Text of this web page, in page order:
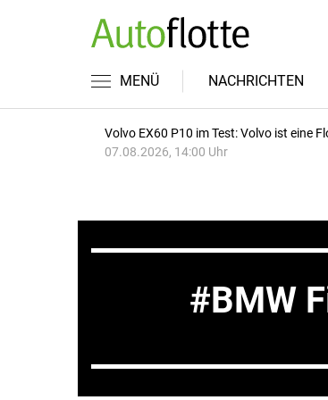
MENÜ NACHRICHTEN
Volvo EX60 P10 im Test: Volvo ist eine
07.08.2026, 14:00 Uhr
BMW